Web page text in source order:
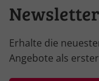
Newsletter
Erhalte die
Angebote als